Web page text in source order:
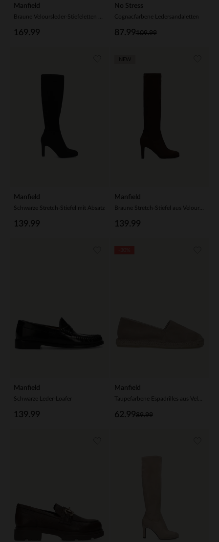
Manfield
169.99
No Stress
Cognacfarbene Ledersandaletten
109.99
87.99
Manfield
Schwarze Stretch-Stiefel mit Absatz
139.99
Manfield
Braune Stretch-Stiefel aus Velourslederimitat
139.99
Manfield
Schwarze Leder-Loafer
139.99
Manfield
89.99
62.99